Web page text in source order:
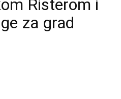
GradaRisterom i
za grad